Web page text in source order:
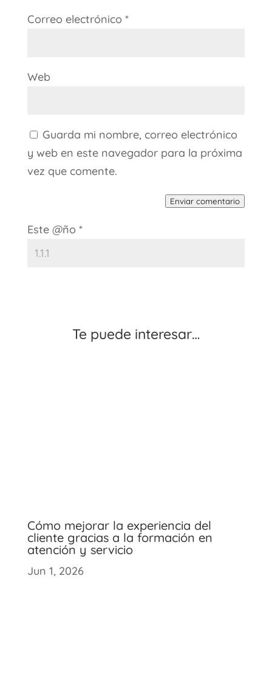
Correo electrónico *
Web
Guarda mi nombre, correo electrónico
y web en este navegador para la próxima
vez que comente.
Enviar comentario
Este @ño *
Te puede interesar…
Cómo mejorar la experiencia del
cliente gracias a la formación en
atención y servicio
Jun 1, 2026